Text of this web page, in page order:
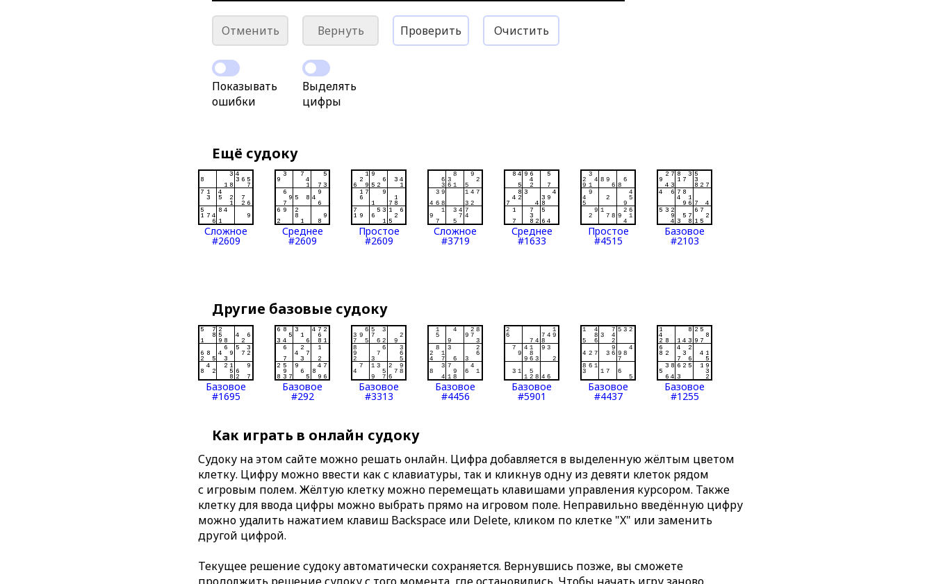
Отменить Вернуть Проверить Очистить
Показывать
ошибки
Выделять
цифры
Ещё судоку
Сложное
#2609
Среднее
#2609
Простое
#2609
Сложное
#3719
Среднее
#1633
Простое
#4515
Базовое
#2103
Другие базовые судоку
Базовое
#1695
Базовое
#292
Базовое
#3313
Базовое
#4456
Базовое
#5901
Базовое
#4437
Базовое
#1255
Как играть в онлайн судоку
Судоку на этом сайте можно решать онлайн. Цифра добавляется в выделенную жёлтым цветом
клетку. Цифру можно ввести как с клавиатуры, так и кликнув одну из девяти клеток рядом
с игровым полем. Жёлтую клетку можно перемещать клавишами управления курсором. Также
клетку для ввода цифры можно выбрать прямо на игровом поле. Неправильно введённую цифру
можно удалить нажатием клавиш Backspace или Delete, кликом по клетке "X" или заменить
другой цифрой.
Текущее решение судоку автоматически сохраняется. Вернувшись позже, вы сможете